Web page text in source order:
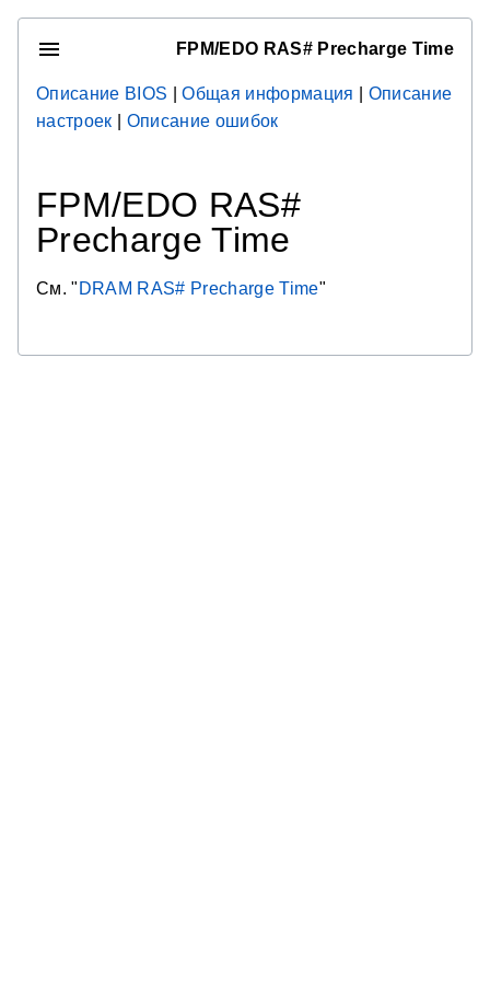
FPM/EDO RAS# Precharge Time
Описание BIOS |Общая информация
Описание
настроек
Описание ошибок
FPM/EDO RAS#
Precharge Time
См. " DRAM RAS# Precharge Time"